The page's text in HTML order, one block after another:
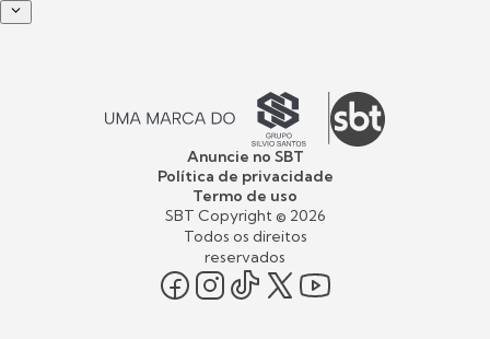
Anuncie no SBT
Política de privacidade
Termo de uso
SBT Copyright © 2026
Todos os direitos
reservados